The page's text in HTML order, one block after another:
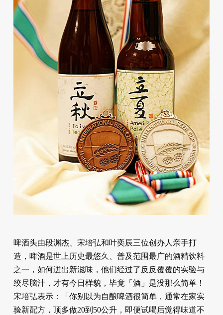
啤酒头由段渊杰、宋培弘和叶奕辰三位创办人亲手打
造，啤酒是世上历史最悠久、普及范围最广的酒精饮料
之一，如何迸出新滋味，他们经过了反反覆覆的实验与
绞尽脑汁，才有今日样貌，毕竟「酒」是没那么简单！
宋培弘表示：「你别以为自酿啤酒很简单，通常在家实
验新配方，顶多做20到50公升，即便试喝后觉得味道不